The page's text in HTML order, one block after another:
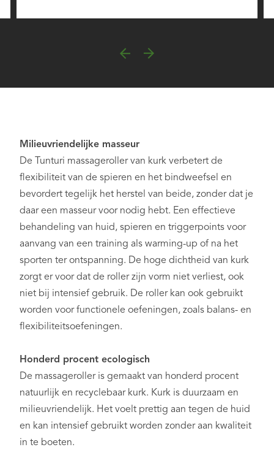
Milieuvriendelijke masseur
De Tunturi massageroller van kurk verbetert de
flexibiliteit van de spieren en het bindweefsel en
bevordert tegelijk het herstel van beide, zonder dat je
daar een masseur voor nodig hebt. Een effectieve
behandeling van huid, spieren en triggerpoints voor
aanvang van een training als warming-up of na het
sporten ter ontspanning. De hoge dichtheid van kurk
zorgt er voor dat de roller zijn vorm niet verliest, ook
niet bij intensief gebruik. De roller kan ook gebruikt
worden voor functionele oefeningen, zoals balans- en
flexibiliteitsoefeningen.
Honderd procent ecologisch
De massageroller is gemaakt van honderd procent
natuurlijk en recyclebaar kurk. Kurk is duurzaam en
milieuvriendelijk. Het voelt prettig aan tegen de huid
en kan intensief gebruikt worden zonder aan kwaliteit
in te boeten.